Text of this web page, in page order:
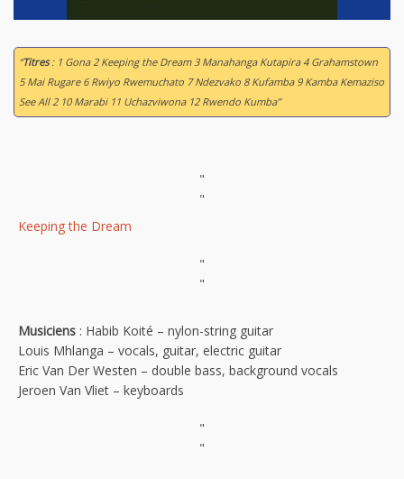
“Titres: 1 Gona 2 Keeping the Dream 3 Manahanga Kutapira 4 Grahamstown
5 Mai Rugare 6 Rwiyo Rwemuchato 7 Ndezvako 8 Kufamba 9 Kamba Kemaziso
See All 2 10 Marabi 11 Uchazviwona 12 Rwendo Kumba”
"
"
Keeping the Dream
"
"
Musiciens : Habib Koité – nylon-string guitar
Louis Mhlanga – vocals, guitar, electric guitar
Eric Van Der Westen – double bass, background vocals
Jeroen Van Vliet – keyboards
"
"